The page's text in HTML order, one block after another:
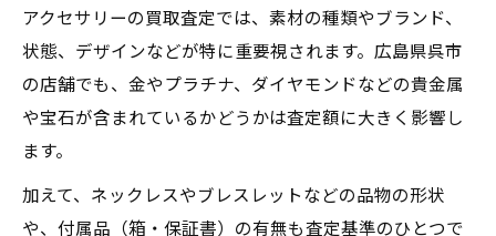
アクセサリーの買取査定では、素材の種類やブランド、
状態、デザインなどが特に重要視されます。広島県呉市
の店舗でも、金やプラチナ、ダイヤモンドなどの貴金属
や宝石が含まれているかどうかは査定額に大きく影響し
ます。
加えて、ネックレスやブレスレットなどの品物の形状
や、付属品（箱・保証書）の有無も査定基準のひとつで